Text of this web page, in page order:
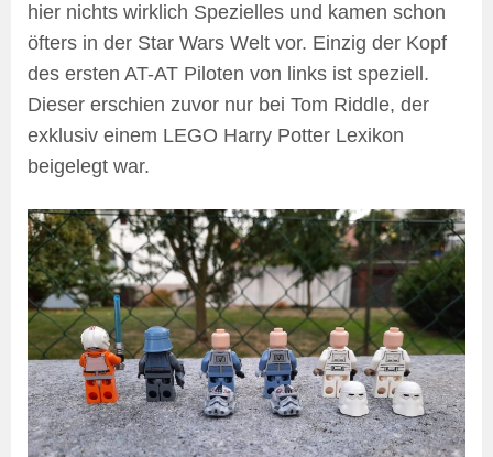
hier nichts wirklich Spezielles und kamen schon
öfters in der Star Wars Welt vor. Einzig der Kopf
des ersten AT-AT Piloten von links ist speziell.
Dieser erschien zuvor nur bei Tom Riddle, der
exklusiv einem LEGO Harry Potter Lexikon
beigelegt war.